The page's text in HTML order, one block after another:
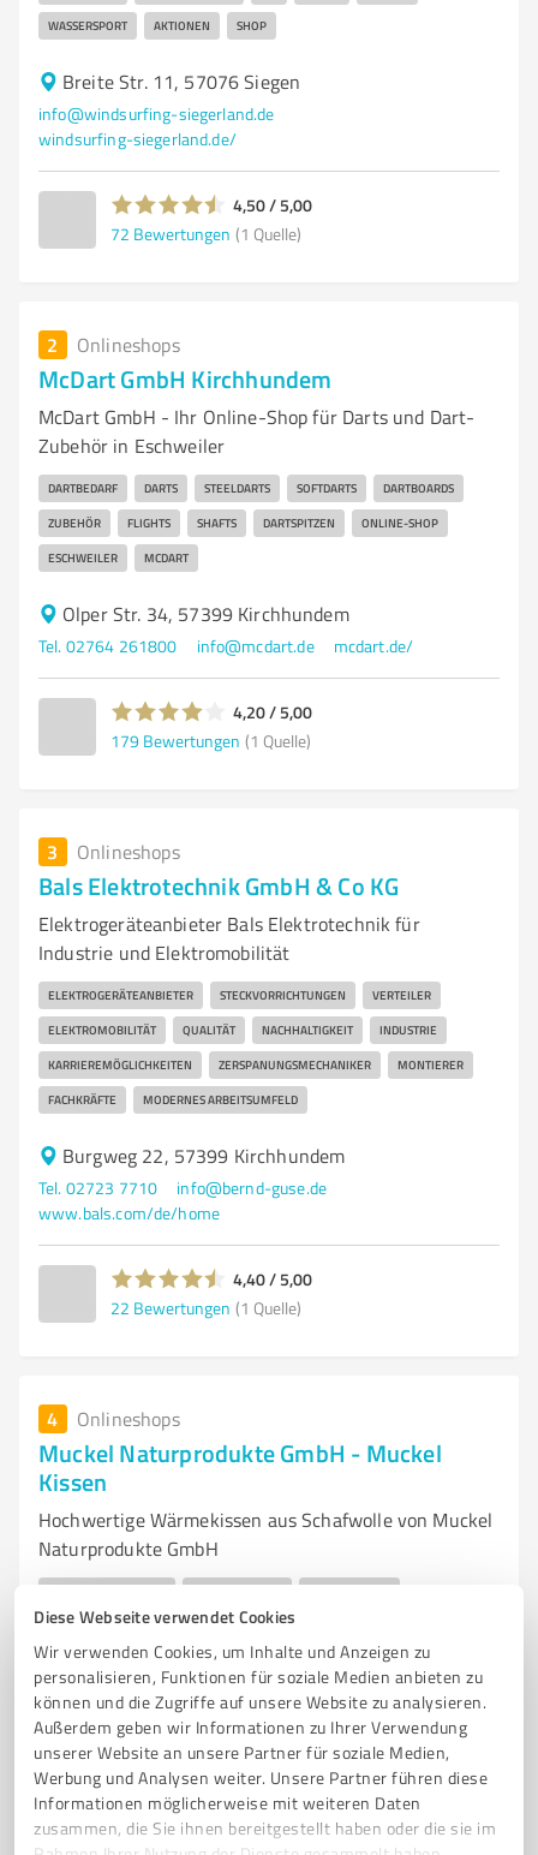
Diese Webseite verwendet Cookies
Wir verwenden Cookies, um Inhalte und Anzeigen zu
personalisieren, Funktionen für soziale Medien anbieten zu
können und die Zugriffe auf unsere Website zu analysieren.
Außerdem geben wir Informationen zu Ihrer Verwendung
unserer Website an unsere Partner für soziale Medien,
Werbung und Analysen weiter. Unsere Partner führen diese
Informationen möglicherweise mit weiteren Daten
zusammen, die Sie ihnen bereitgestellt haben oder die sie im
WASSERSPORT AKTIONEN SHOP
Breite Str. 11, 57076 Siegen
info@windsurfing-siegerland.de
windsurfing-siegerland.de/
4,50 / 5,00
72 Bewertungen (1 Quelle)
2 Onlineshops
McDart GmbH Kirchhundem
McDart GmbH - Ihr Online-Shop für Darts und Dart-
Zubehör in Eschweiler
DARTBEDARF DARTS STEELDARTS SOFTDARTS DARTBOARDS
ZUBEHÖR FLIGHTS SHAFTS DARTSPITZEN ONLINE-SHOP
ESCHWEILER MCDART
Olper Str. 34, 57399 Kirchhundem
Tel. 02764 261800 info@mcdart.de mcdart.de/
4,20 / 5,00
179 Bewertungen (1 Quelle)
3 Onlineshops
Bals Elektrotechnik GmbH & Co KG
Elektrogeräteanbieter Bals Elektrotechnik für
Industrie und Elektromobilität
ELEKTROGERÄTEANBIETER STECKVORRICHTUNGEN VERTEILER
ELEKTROMOBILITÄT QUALITÄT NACHHALTIGKEIT INDUSTRIE
KARRIEREMÖGLICHKEITEN ZERSPANUNGSMECHANIKER MONTIERER
FACHKRÄFTE MODERNES ARBEITSUMFELD
Burgweg 22, 57399 Kirchhundem
Tel. 02723 7710
info@bernd-guse.de
www.bals.com/de/home
4,40 / 5,00
22 Bewertungen (1 Quelle)
4 Onlineshops
Muckel Naturprodukte GmbH - Muckel
Kissen
Hochwertige Wärmekissen aus Schafwolle von Muckel
Naturprodukte GmbH
SCHAFWOLLE BIO-BAUMWOLLE NATÜRLICHE WÄRME
NACHHALTIGE PRODUKTE GESUNDHEIT WOHLFÜHLEN
LOKALE PRODUKTION PFLEGEWOLLE MUCKEL KISSEN
Ohler Wiesen 10, 57399 Kirchhundem
kontakt@muckel-naturprodukte.de
muckel-naturprodukte.de